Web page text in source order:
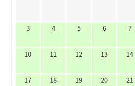
3 4 5 6 7
10 11 12 13 14
17 18 19 20 21